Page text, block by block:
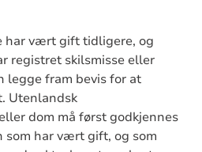
har vært gift tidligere, og
registret skilsmisse eller
legge fram bevis for at
Utenlandsk
dom må først godkjennes
som har vært gift, og som